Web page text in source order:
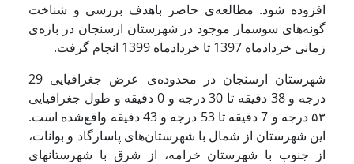
افزوده شود. مطالعه‌ی حاضر باهدف بررسی و شناخت
گونه‌های سوسمار موجود در شهرستان ارسنجان در بازه‌ی
زمانی خردادماه 1397 تا خردادماه 1399 انجام گرفت.
شهرستان ارسنجان در محدوده‌ی عرض جغرافیایی 29
درجه و 38 دقیقه تا 30 درجه و 0 دقیقه و طول جغرافیایی
۵۳ درجه و 7 دقیقه تا 53 درجه و 43 دقیقه واقع‌شده است.
این شهرستان از شمال با شهرستان‌های پاسارگاد و بوانات،
از جنوب با شهرستان خرامه، از شرق با شهرستانهای